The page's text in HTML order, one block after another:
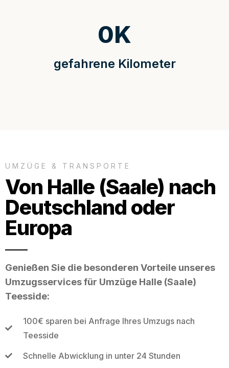
gefahrene Kilometer
0K
UMZÜGE & TRANSPORTE
Von Halle (Saale) nach
Deutschland oder
Europa
Genießen Sie die besonderen Vorteile unseres
Umzugsservices für Umzüge Halle (Saale)
Teesside:
100€ sparen bei Anfrage Ihres Umzugs nach
Teesside
Schnelle Abwicklung in unter 24 Stunden